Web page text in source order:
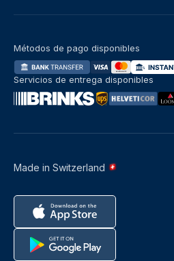
Made in Switzerland
Métodos de pago disponibles
Servicios de entrega disponibles